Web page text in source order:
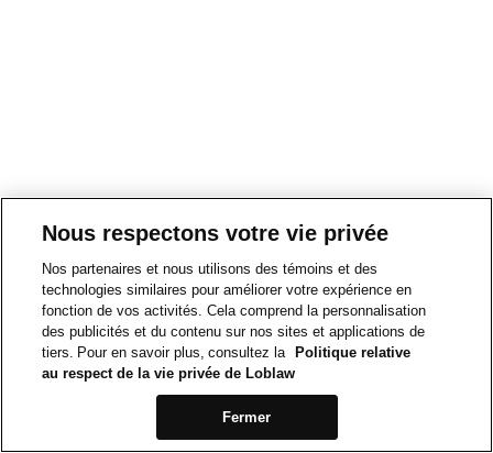
Nous respectons votre vie privée
Nos partenaires et nous utilisons des témoins et des
technologies similaires pour améliorer votre expérience en
fonction de vos activités. Cela comprend la personnalisation
des publicités et du contenu sur nos sites et applications de
tiers. Pour en savoir plus, consultez la
Politique relative
au respect de la vie privée de Loblaw
Fermer